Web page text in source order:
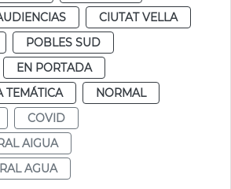
CIUTAT VELLA
POBLES SUD
EN PORTADA
TEMÁTICA
NORMAL
COVID
AIGUA
AGUA